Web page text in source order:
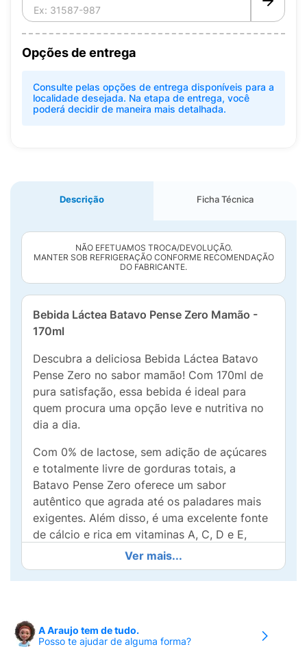
Opções de entrega
Consulte pelas opções de entrega disponíveis para a
localidade desejada. Na etapa de entrega, você
poderá decidir de maneira mais detalhada.
Descrição Ficha Técnica
NÃO EFETUAMOS TROCA/DEVOLUÇÃO.
MANTER SOB REFRIGERAÇÃO CONFORME RECOMENDAÇÃO
DO FABRICANTE.
Bebida Láctea Batavo Pense Zero Mamão -
170ml
Descubra a deliciosa Bebida Láctea Batavo
Pense Zero no sabor mamão! Com 170ml de
pura satisfação, essa bebida é ideal para
quem procura uma opção leve e nutritiva no
dia a dia.
Com 0% de lactose, sem adição de açúcares
e totalmente livre de gorduras totais, a
Batavo Pense Zero oferece um sabor
autêntico que agrada até os paladares mais
exigentes. Além disso, é uma excelente fonte
de cálcio e rica em vitaminas A, C, D e E,
essenciais para a sua saúde.
Perfeita para ser consumida a qualquer
físicas. O sabor mamão traz uma explosão de
frescor e é uma maneira deliciosa de manter
Ver mais...
A Araujo tem de tudo.
Posso te ajudar de alguma forma?